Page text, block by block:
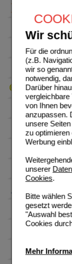
Wir
Für die
(z.B.
wir so
notwendig,
Darüber
vergleichbare
von Ihnen
anzupassen.
unsere
zu
Werbung
unserer
Cookies.
Bitte wählen
gesetzt
"Auswahl
Cookies
Mehr